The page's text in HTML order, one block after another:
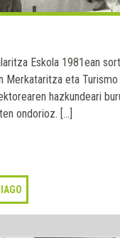
Eskola 1981ean
Merkataritza eta Turismo
hazkundeari
ondorioz. [...]